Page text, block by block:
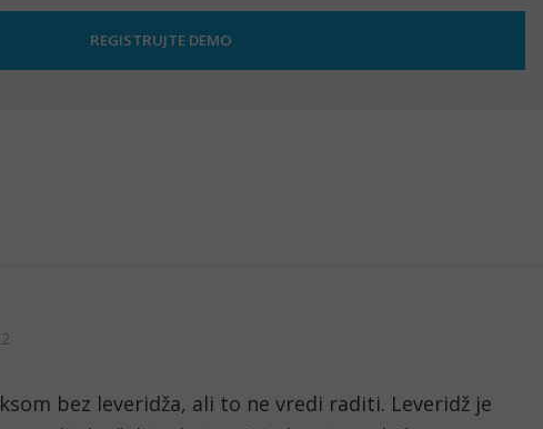
bez leveridža, ali to ne vredi raditi. Leveridž je